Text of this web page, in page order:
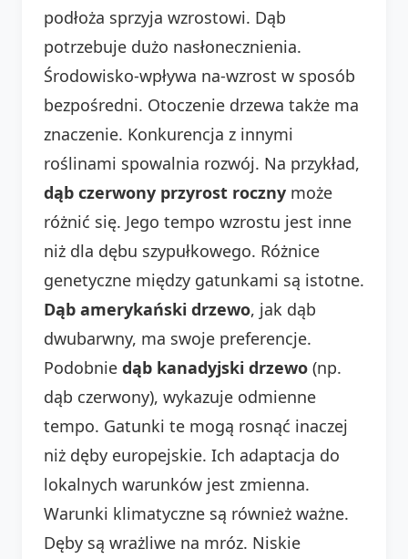
podłoża sprzyja wzrostowi. Dąb
potrzebuje dużo nasłonecznienia.
Środowisko-wpływa na-wzrost w sposób
bezpośredni. Otoczenie drzewa także ma
znaczenie. Konkurencja z innymi
roślinami spowalnia rozwój. Na przykład,
dąb czerwony przyrost roczny może
różnić się. Jego tempo wzrostu jest inne
niż dla dębu szypułkowego. Różnice
genetyczne między gatunkami są istotne.
Dąb amerykański drzewo, jak dąb
dwubarwny, ma swoje preferencje.
Podobnie dąb kanadyjski drzewo (np.
dąb czerwony), wykazuje odmienne
tempo. Gatunki te mogą rosnąć inaczej
niż dęby europejskie. Ich adaptacja do
lokalnych warunków jest zmienna.
Warunki klimatyczne są również ważne.
Dęby są wrażliwe na mróz. Niskie